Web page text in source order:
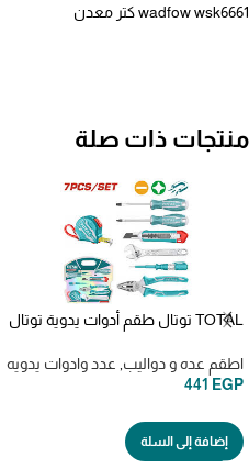
wadfow wsk6661 كتر معدن
منتجات ذات صلة
TOTAL توتال طقم أدوات يدوية توتال
اطقم عده و دواليب عدد وادوات يدويه
441 EGP
إضافة إلى السلة